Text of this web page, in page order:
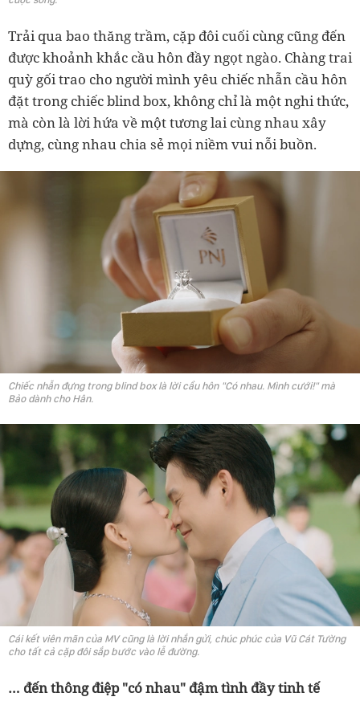
Trải qua bao thăng trầm, cặp đôi cuối cùng cũng đến
được khoảnh khắc cầu hôn đầy ngọt ngào. Chàng trai
quỳ gối trao cho người mình yêu chiếc nhẫn cầu hôn
đặt trong chiếc blind box, không chỉ là một nghi thức,
mà còn là lời hứa về một tương lai cùng nhau xây
dựng, cùng nhau chia sẻ mọi niềm vui nỗi buồn.
Chiếc nhẫn đựng trong blind box là lời cầu hôn "Có nhau. Mình cưới!" mà
Bảo dành cho Hân.
Cái kết viên mãn của MV cũng là lời nhắn gửi, chúc phúc của Vũ Cát Tường
cho tất cả cặp đôi sắp bước vào lễ đường.
… đến thông điệp "có nhau" đậm tình đầy tinh tế